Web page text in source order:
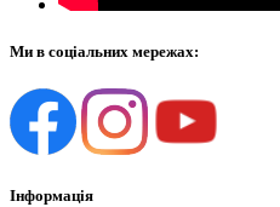
Ми в соціальних мережах:
Інформація